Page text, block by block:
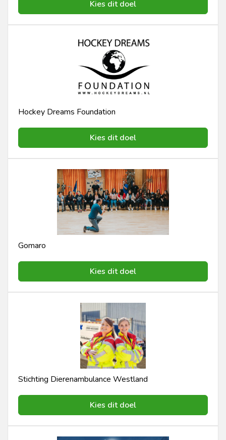
Kies dit doel
Hockey Dreams Foundation
Kies dit doel
Gomaro
Kies dit doel
Stichting Dierenambulance Westland
Kies dit doel